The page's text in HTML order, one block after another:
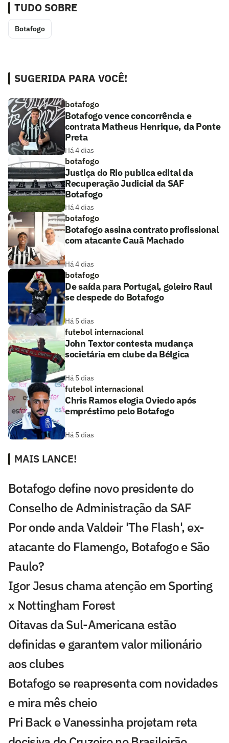
TUDO SOBRE
Botafogo
SUGERIDA PARA VOCÊ!
botafogo
Botafogo vence concorrência e
contrata Matheus Henrique, da Ponte
Preta
Há 4 dias
botafogo
Justiça do Rio publica edital da
Recuperação Judicial da SAF
Botafogo
Há 4 dias
botafogo
Botafogo assina contrato profissional
com atacante Cauã Machado
Há 4 dias
botafogo
De saída para Portugal, goleiro Raul
se despede do Botafogo
Há 5 dias
futebol internacional
John Textor contesta mudança
societária em clube da Bélgica
Há 5 dias
futebol internacional
Chris Ramos elogia Oviedo após
empréstimo pelo Botafogo
Há 5 dias
MAIS LANCE!
Botafogo define novo presidente do
Conselho de Administração da SAF
Por onde anda Valdeir 'The Flash', ex-
atacante do Flamengo, Botafogo e São
Paulo?
Igor Jesus chama atenção em Sporting
x Nottingham Forest
Oitavas da Sul-Americana estão
definidas e garantem valor milionário
aos clubes
Botafogo se reapresenta com novidades
e mira mês cheio
Pri Back e Vanessinha projetam reta